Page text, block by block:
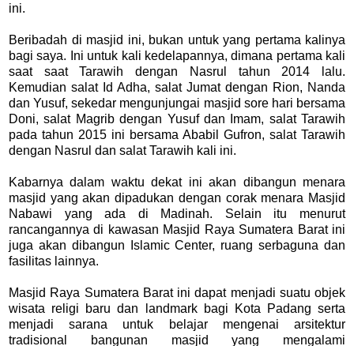
ini.
Beribadah di masjid ini, bukan untuk yang pertama kalinya
bagi saya. Ini untuk kali kedelapannya, dimana pertama kali
saat saat Tarawih dengan Nasrul tahun 2014 lalu.
Kemudian salat Id Adha, salat Jumat dengan Rion, Nanda
dan Yusuf, sekedar mengunjungai masjid sore hari bersama
Doni, salat Magrib dengan Yusuf dan Imam, salat Tarawih
pada tahun 2015 ini bersama Ababil Gufron, salat Tarawih
dengan Nasrul dan salat Tarawih kali ini.
Kabarnya dalam waktu dekat ini akan dibangun menara
masjid yang akan dipadukan dengan corak menara Masjid
Nabawi yang ada di Madinah. Selain itu menurut
rancangannya di kawasan Masjid Raya Sumatera Barat ini
juga akan dibangun Islamic Center, ruang serbaguna dan
fasilitas lainnya.
Masjid Raya Sumatera Barat ini dapat menjadi suatu objek
wisata religi baru dan landmark bagi Kota Padang serta
menjadi sarana untuk belajar mengenai arsitektur
tradisional bangunan masjid yang mengalami